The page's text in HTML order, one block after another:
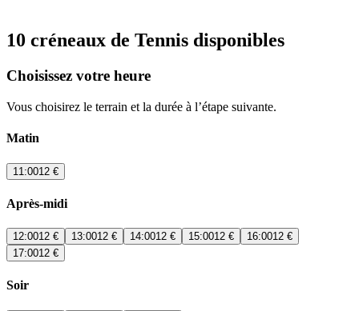
10 créneaux de Tennis disponibles
Choisissez votre heure
Vous choisirez le terrain et la durée à l’étape suivante.
Matin
11:0012 €
Après-midi
12:0012 € 13:0012 € 14:0012 € 15:0012 € 16:0012 €
17:0012 €
Soir